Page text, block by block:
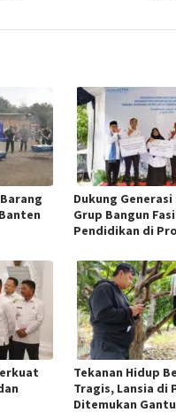
Dukung Generasi
Grup Bangun
Pendidikan di
Tekanan Hidup
Tragis, Lansia di
Ditemukan